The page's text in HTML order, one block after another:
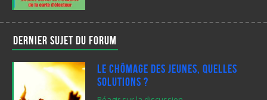
Dernier sujet du forum
Le chômage des jeunes, quelles
solutions ?